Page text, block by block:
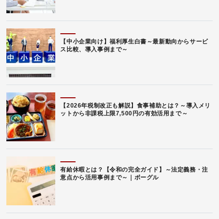
【中小企業向け】福利厚生白書～最新動向からサービ
ス比較、導入事例まで～
【2026年税制改正も解説】食事補助とは？～導入メリ
ットから非課税上限7,500円の有効活用まで～
有給休暇とは？【令和の完全ガイド】～法定義務・注
意点から活用事例まで～｜ボーグル